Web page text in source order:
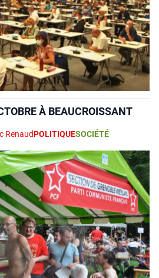
À BEAUCROISSANT
RenaudPOLITIQUESOCIÉTÉ